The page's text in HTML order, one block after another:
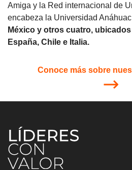
Amiga y la Red internacional de
encabeza la Universidad
México y otros cuatro,
España, Chile e Italia.
Conoce más sobre